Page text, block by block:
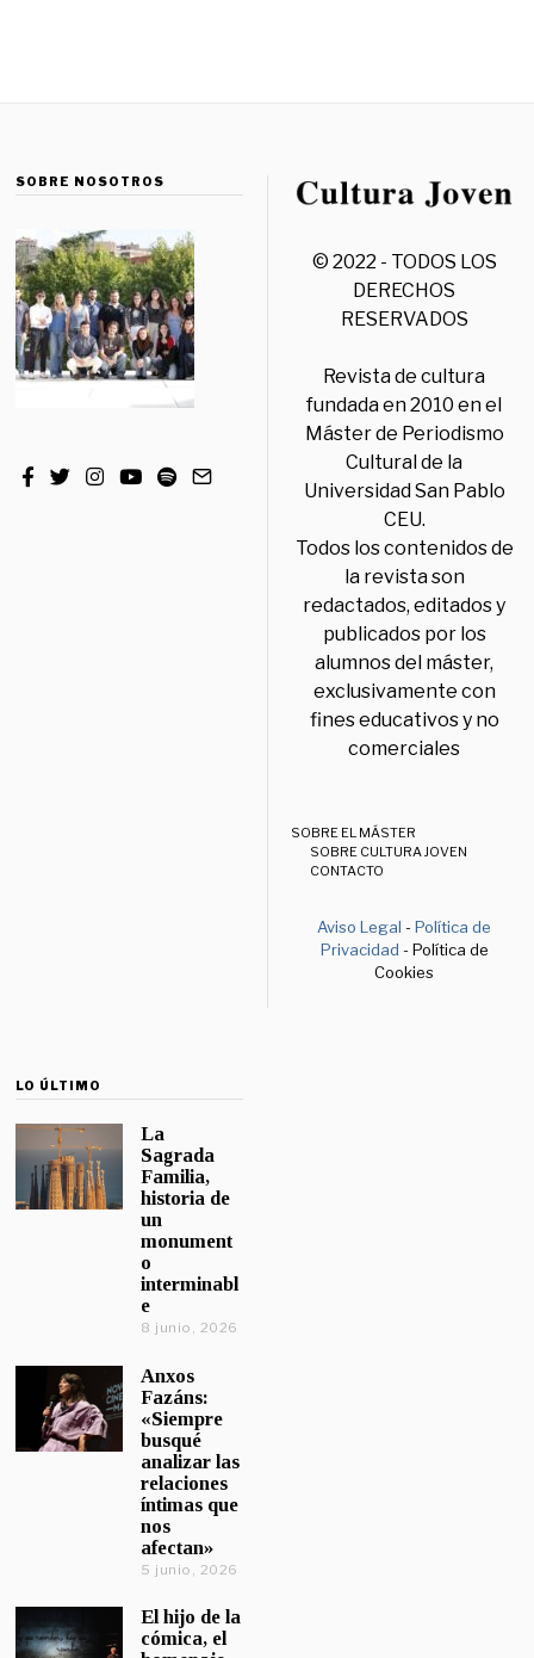
SOBRE NOSOTROS
© 2022 - TODOS LOS
DERECHOS
RESERVADOS
Revista de cultura
fundada en 2010 en el
Máster de Periodismo
Cultural de la
Universidad San Pablo
CEU.
Todos los contenidos de
la revista son
redactados, editados y
publicados por los
alumnos del máster,
exclusivamente con
fines educativos y no
comerciales
SOBRE EL MÁSTER
SOBRE CULTURA JOVEN
CONTACTO
Aviso Legal -Política de
Privacidad - Política de
Cookies
LO ÚLTIMO
La
Sagrada
Familia,
historia de
un
monument
o
interminabl
e
8 junio, 2026
Anxos
Fazáns:
«Siempre
busqué
analizar las
relaciones
íntimas que
nos
afectan»
5 junio, 2026
El hijo de la
cómica, el